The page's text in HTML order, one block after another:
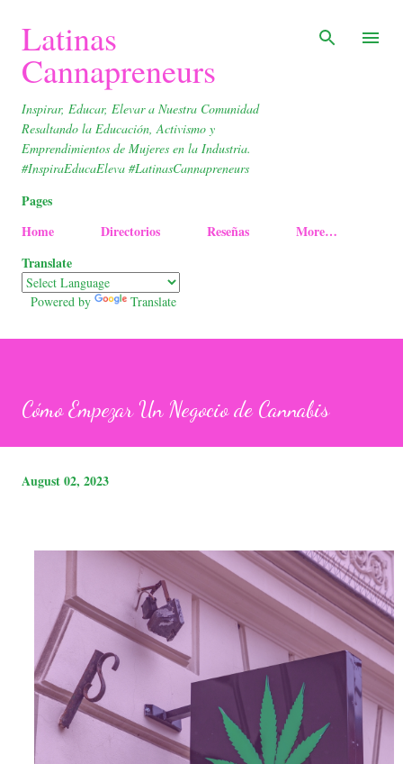
Latinas
Cannapreneurs
Inspirar, Educar, Elevar a Nuestra Comunidad
Resaltando la Educación, Activismo y
Emprendimientos de Mujeres en la Industria.
#InspiraEducaEleva #LatinasCannapreneurs
Pages
Home
Directorios Reseñas
More…
Translate
Powered by Translate
Cómo Empezar Un Negocio de Cannabis
August 02, 2023